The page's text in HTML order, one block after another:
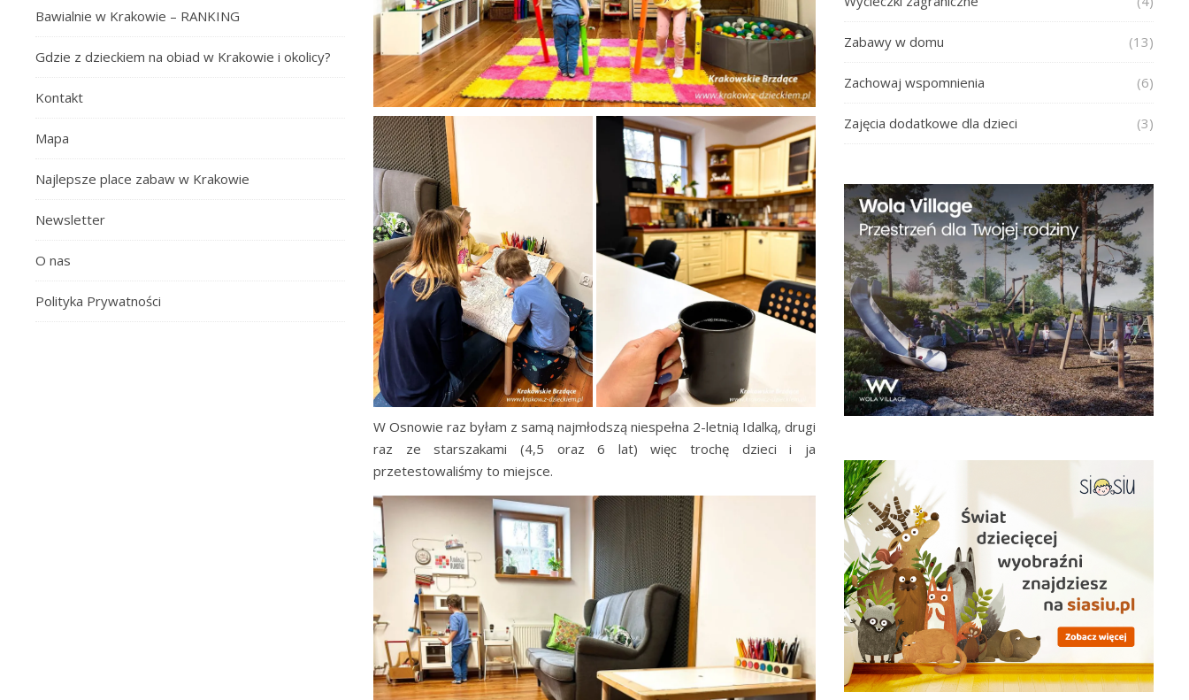
Bawialnie w Krakowie – RANKING
Gdzie z dzieckiem na obiad w Krakowie i okolicy?
Kontakt
Mapa
Najlepsze place zabaw w Krakowie
Newsletter
O nas
Polityka Prywatności
W Osnowie raz byłam z samą najmłodszą niespełna 2-letnią Idalką, drugi
raz ze starszakami (4,5 oraz 6 lat) więc trochę dzieci i ja
przetestowaliśmy to miejsce.
Zabawy w domu (13)
Zachowaj wspomnienia (6)
Zajęcia dodatkowe dla dzieci (3)